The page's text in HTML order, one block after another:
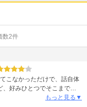
数2件
こなかっただけで、話自体
好みひとつでそこまで落
もっと見る▼